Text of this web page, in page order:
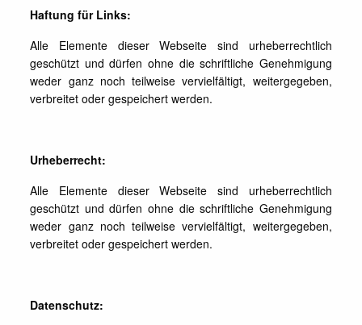
Haftung für Links:
Alle Elemente dieser Webseite sind urheberrechtlich
geschützt und dürfen ohne die schriftliche Genehmigung
weder ganz noch teilweise vervielfältigt, weitergegeben,
verbreitet oder gespeichert werden.
Urheberrecht:
Alle Elemente dieser Webseite sind urheberrechtlich
geschützt und dürfen ohne die schriftliche Genehmigung
weder ganz noch teilweise vervielfältigt, weitergegeben,
verbreitet oder gespeichert werden.
Datenschutz: